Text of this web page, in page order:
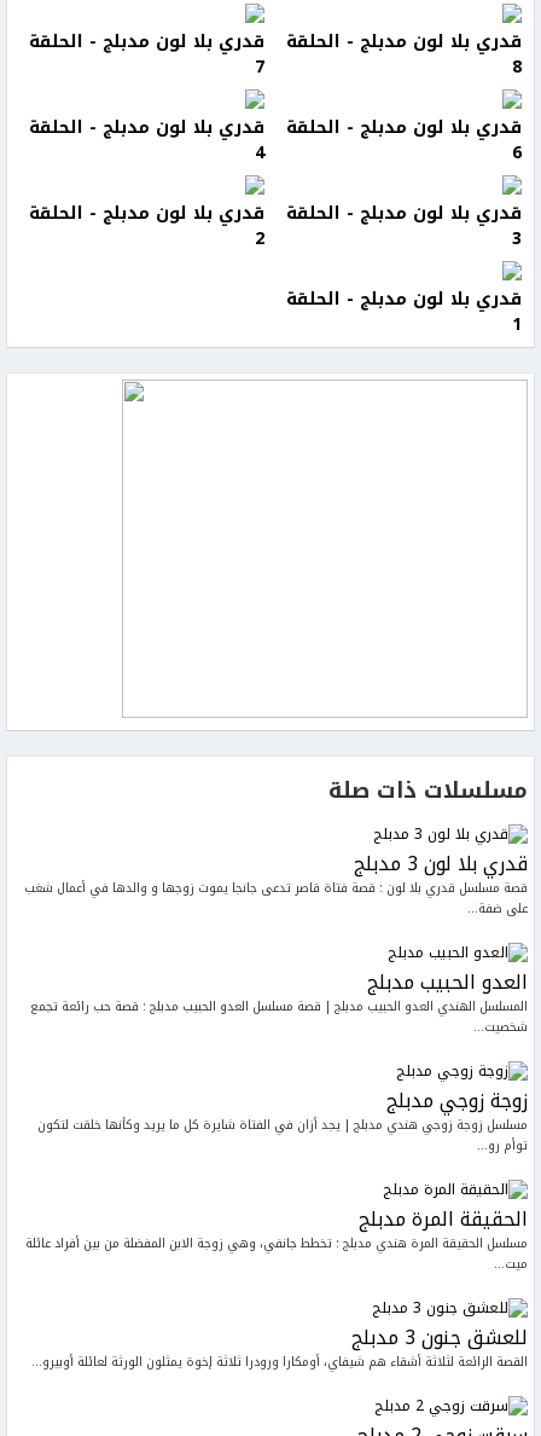
قدري بلا لون مدبلج - الحلقة
8
قدري بلا لون مدبلج - الحلقة
7
قدري بلا لون مدبلج - الحلقة
6
قدري بلا لون مدبلج - الحلقة
4
قدري بلا لون مدبلج - الحلقة
3
قدري بلا لون مدبلج - الحلقة
2
قدري بلا لون مدبلج - الحلقة
1
مسلسلات ذات صلة
قدري بلا لون 3 مدبلج
قصة مسلسل قدري بلا لون : قصة فتاة قاصر تدعى جانجا يموت زوجها و والدها في أعمال شغب
على ضفة...
العدو الحبيب مدبلج
المسلسل الهندي العدو الحبيب مدبلج | قصة مسلسل العدو الحبيب مدبلج : قصة حب رائعة تجمع
شخصيت...
زوجة زوجي مدبلج
مسلسل زوجة زوجي هندي مدبلج | يجد أزان في الفتاة شايرة كل ما يريد وكأنها خلقت لتكون
توأم رو...
الحقيقة المرة مدبلج
مسلسل الحقيقة المرة هندي مدبلج : تخطط جانفي، وهي زوجة الابن المفضلة من بين أفراد عائلة
ميت...
للعشق جنون 3 مدبلج
القصة الرائعة لثلاثة أشقاء هم شيفاي، أومكارا ورودرا ثلاثة إخوة يمثلون الورثة لعائلة أوبيرو...